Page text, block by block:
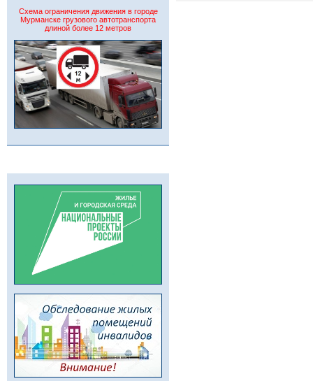
Схема ограничения движения в городе
Мурманске грузового автотранспорта
длиной более 12 метров